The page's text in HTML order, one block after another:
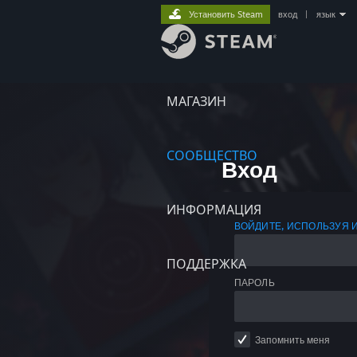
МАГАЗИН
СООБЩЕСТВО
ИНФОРМАЦИЯ
ПОДДЕРЖКА
Установить Steam вход язык
Вход
ВОЙДИТЕ, ИСПОЛЬЗУЯ
ПАРОЛЬ
Запомнить меня